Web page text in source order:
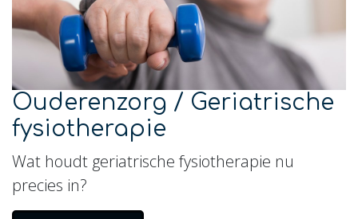
Ouderenzorg / Geriatrische
fysiotherapie
Wat houdt geriatrische fysiotherapie nu
precies in?